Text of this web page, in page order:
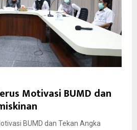
Motivasi BUMD dan
BUMD dan Tekan Angka